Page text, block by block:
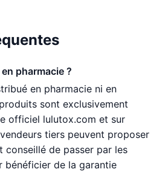
pharmacie ?
en pharmacie ni en
sont exclusivement
officiel lulutox.com et sur
tiers peuvent proposer
conseillé de passer par les
bénéficier de la garantie